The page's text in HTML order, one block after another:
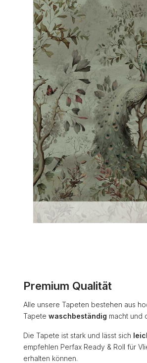
Premium Qualität
Alle unsere Tapeten bestehen aus
Tapete waschbeständig macht und
Die Tapete ist stark und lässt sich
empfehlen Perfax Ready & Roll für
erhalten können.